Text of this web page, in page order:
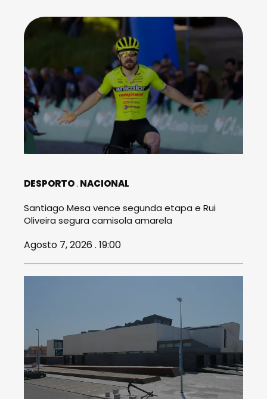
DESPORTO NACIONAL
Santiago Mesa vence segunda etapa e Rui
Oliveira segura camisola amarela
Agosto 7, 2026 . 19:00